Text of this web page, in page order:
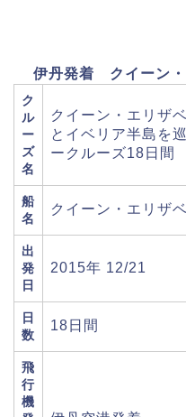
伊丹発着 クイーン
ク
ル
ー
ズ
名
クイーン・エリザ
とイベリア半島を
ークルーズ18日
船
名
クイーン・エリザ
出
発
日
2015年 12/21
日
数
18日間
飛
行
機